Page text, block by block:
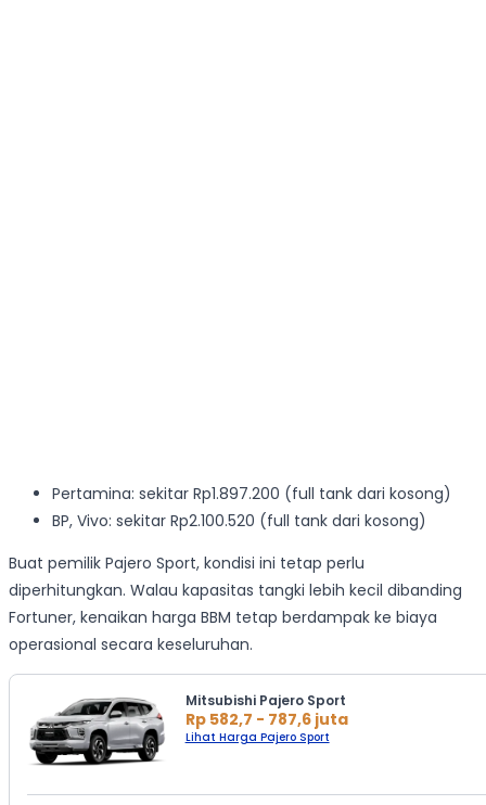
Pertamina: sekitar Rp1.897.200 (full tank dari kosong)
BP, Vivo: sekitar Rp2.100.520 (full tank dari kosong)
Buat pemilik Pajero Sport, kondisi ini tetap perlu
diperhitungkan. Walau kapasitas tangki lebih kecil dibanding
Fortuner, kenaikan harga BBM tetap berdampak ke biaya
operasional secara keseluruhan.
Mitsubishi Pajero Sport
Rp 582,7 - 787,6 juta
Lihat Harga Pajero Sport